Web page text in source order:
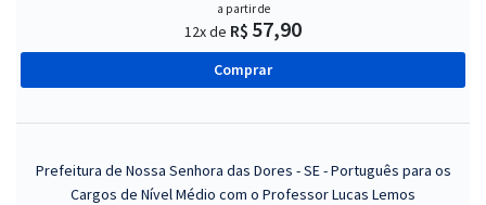
a partir de
12x de R$ 57,90
Comprar
Prefeitura de Nossa Senhora das Dores - SE - Português para os
Cargos de Nível Médio com o Professor Lucas Lemos